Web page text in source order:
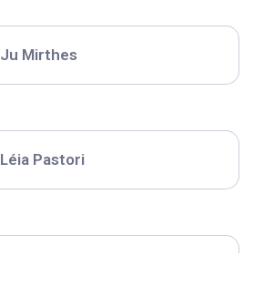
Ju Mirthes
Léia Pastori